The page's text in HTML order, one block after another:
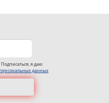
я даю
данных